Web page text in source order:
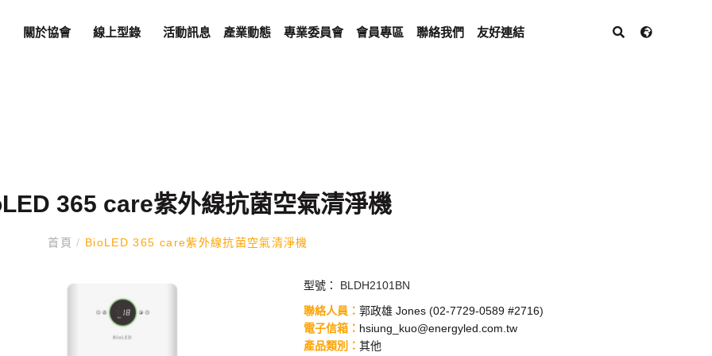
關於協會 線上型錄 活動訊息 產業動態 專業委員會 會員專區 聯絡我們 友好連結
365 care紫外線抗菌空氣清淨機
首頁/ BioLED 365 care紫外線抗菌空氣清淨機
型號： BLDH2101BN
聯絡人員： 郭政雄 Jones(02-7729-0589 #2716)
電子信箱： hsiung_kuo@energyled.com.tw
產品類別
： 其他